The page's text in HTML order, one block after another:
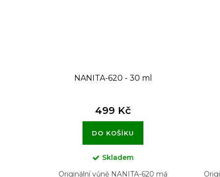
NANITA-620 - 30 ml
499 Kč
DO KOŠÍKU
Skladem
Originální vůně NANITA-620 má